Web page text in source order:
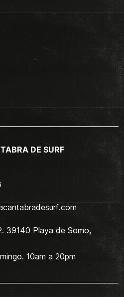
DE SURF
39140 Playa de Somo,
10am a 20pm